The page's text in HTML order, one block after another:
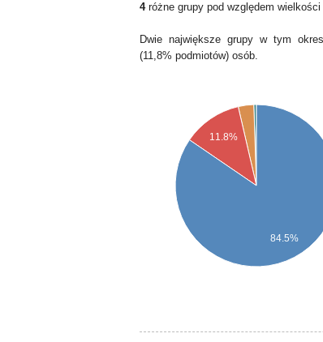
4różne grupy pod względem wielkości
Dwie największe grupy w tym
(11,8% podmiotów) osób.
11.8%
84.5%